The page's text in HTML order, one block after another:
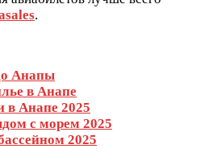
.
Анапы
в Анапе
в Анапе 2025
с морем 2025
2025